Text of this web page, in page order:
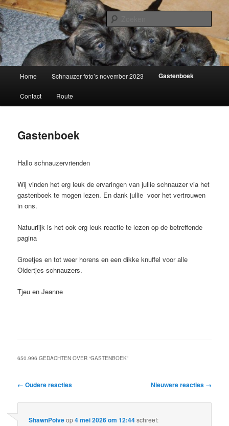
Spring
naar
de
primaire
inhoudSchnauzerkennel van de Oldert
Home Schnauzer foto’s november 2023 Gastenboek
Contact Route
Gastenboek
Hallo schnauzervrienden
Wij vinden het erg leuk de ervaringen van jullie schnauzer via het
gastenboek te mogen lezen. En dank jullie voor het vertrouwen
in ons.
Natuurlijk is het ook erg leuk reactie te lezen op de betreffende
pagina
Groetjes en tot weer horens en een dikke knuffel voor alle
Oldertjes schnauzers.
Tjeu en Jeanne
650.996 GEDACHTEN OVER “GASTENBOEK”
Reactie
← Oudere reacties Nieuwere reacties →
ShawnPoiveop4 mei 2026 om 12:44schreef: